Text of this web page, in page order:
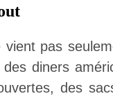
vient pas
diners
des